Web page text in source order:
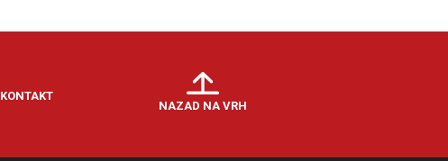
KONTAKT
NAZAD NA VRH